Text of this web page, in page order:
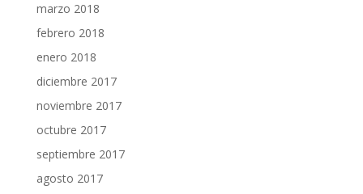
marzo 2018
febrero 2018
enero 2018
diciembre 2017
noviembre 2017
octubre 2017
septiembre 2017
agosto 2017